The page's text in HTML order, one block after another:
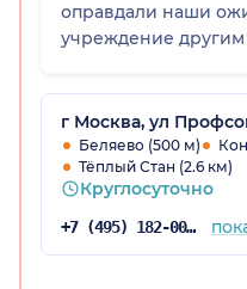
оправдали наши
учреждение
г Москва, ул
Беляево (500 м)
Тёплый Стан (2.6 км)
Круглосуточно
+7 (495) 182-00-52